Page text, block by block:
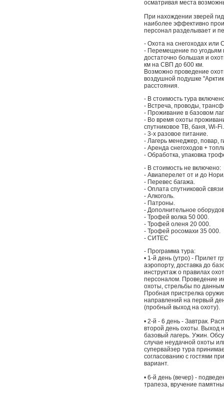
осматривая места
При нахождении зверей
наиболее эффективно
персонал разделывает и
- Охота на снегоходах или
- Перемещение по угодьям
достаточно большая и
км на СВП до 600 км.
Возможно проведение
воздушной подушке
расстояния.
- В стоимость тура
- Встреча, проводы,
- Проживание в базовом
- Во время охоты
спутниковое ТВ, баня, Wi-
- 3-х разовое питание.
- Лагерь менеджер, повар,
- Аренда снегоходов +
- Обработка, упаковка
- В стоимость не включено:
- Авиаперелет от и до
- Перевес багажа.
- Оплата спутниковой
- Алкоголь.
- Патроны.
- Дополнительное
- Трофей волка 50 000.
- Трофей оленя 20 000.
- Трофей росомахи 35 000.
- СИТЕС
- Программа тура:
• 1-й день (утро) - Прилет
аэропорту, доставка до
инструктаж о правилах
персоналом. Проведение
охоты, стрельбы по
Пробная пристрелка
направлений на первый
(пробный выход на охоту).
• 2-й - 6 день - Завтрак.
второй день охоты. Выход
базовый лагерь. Ужин.
случае неудачной охоты
супервайзер тура
согласованию с гостями
вариант.
• 6-й день (вечер) -
трапеза, вручение